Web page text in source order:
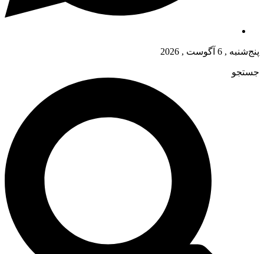
پنج‌شنبه , 6 آگوست , 2026
جستجو